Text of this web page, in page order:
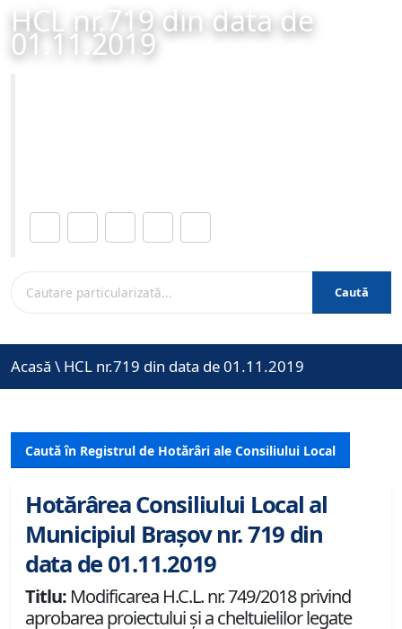
HCL nr.719 din data de
01.11.2019
Caută
Acasă \ HCL nr.719 din data de 01.11.2019
Caută în Registrul de Hotărâri ale Consiliului Local
Hotărârea Consiliului Local al
Municipiul Brașov nr. 719 din
data de 01.11.2019
Titlu: Modificarea H.C.L. nr. 749/2018 privind
aprobarea proiectului și a cheltuielilor legate